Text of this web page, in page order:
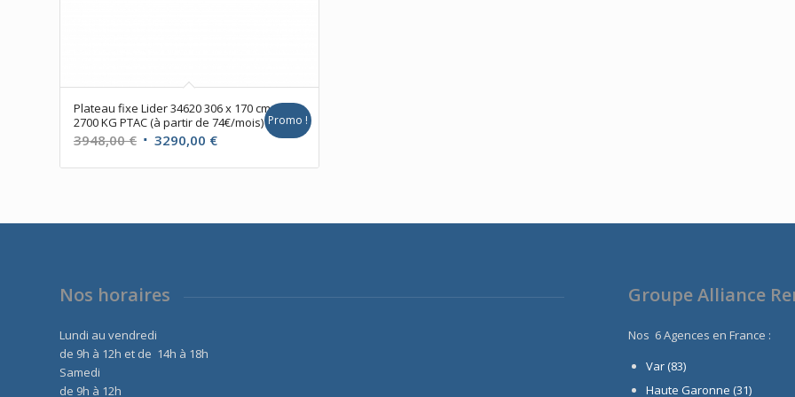
Plateau fixe Lider 34620 306 x 170 cm
2700 KG PTAC (à partir de 74€/mois)
3948,00€ Le
3948,00 €.
3290,00 €Le
3290,00 €.
Promo !
Nos horaires
Lundi au vendredi
de 9h à 12h et de 14h à 18h
Samedi
de 9h à 12h
Groupe Alliance
Nos 6 Agences en France :
Var (83)
Haute Garonne (31)